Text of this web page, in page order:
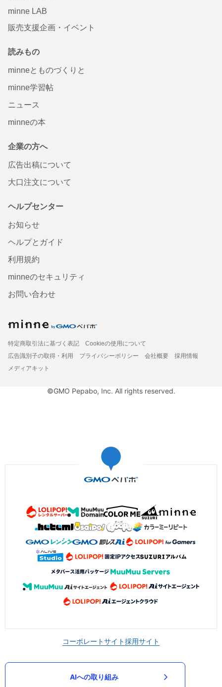
minne LAB
販売支援企画・イベント
読みもの
minneとものづくりと
minne学習帖
ニュース
minneの本
企業の方へ
広告出稿について
大口注文について
ヘルプセンター
お知らせ
ヘルプとガイド
利用規約
minneのセキュリティ
お問い合わせ
特定商取引法に基づく表記
Cookieの使用について
広告識別子の取得・利用
プライバシーポリシー 会社概要
採用情報
メディアキット
©GMO Pepabo, Inc. All rights reserved.
コーポレートサイト採用サイト
AIへの取り組み